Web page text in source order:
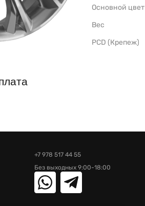
Основной цвет
Вес
PCD (Крепеж)
+7 978 517 44 55
Без выходных 9:00-18:00